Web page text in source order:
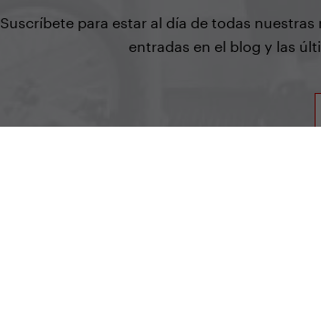
Suscríbete para estar al día de todas
entradas en el blog y las